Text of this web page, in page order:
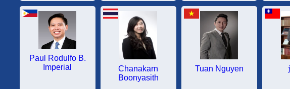
Paul Rodulfo B.
Imperial
Chanakarn
Boonyasith
Tuan Nguyen